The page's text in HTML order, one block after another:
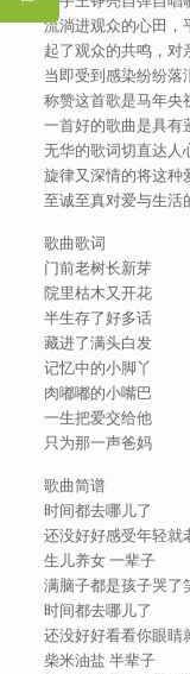
流淌进观众的心田，
起了观众的共鸣，对
当即受到感染纷纷落
称赞这首歌是马年央
一首好的歌曲是具有
无华的歌词切直达人
旋律又深情的将这种
至诚至真对爱与生活
歌曲歌词
门前老树长新芽
院里枯木又开花
半生存了好多话
藏进了满头白发
记忆中的小脚丫
肉嘟嘟的小嘴巴
一生把爱交给他
只为那一声爸妈
歌曲简谱
时间都去哪儿了
还没好好感受年轻就
生儿养女 一辈子
满脑子都是孩子哭了
时间都去哪儿了
还没好好看看你眼睛
柴米油盐 半辈子